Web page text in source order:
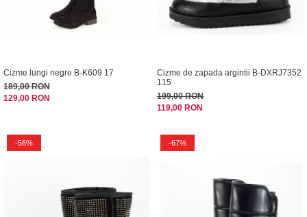
Cizme lungi negre B-K609 17
189,00 RON
129,00 RON
Cizme de zapada argintii B-DXRJ7352
115
199,00 RON
119,00 RON
-56% -67%